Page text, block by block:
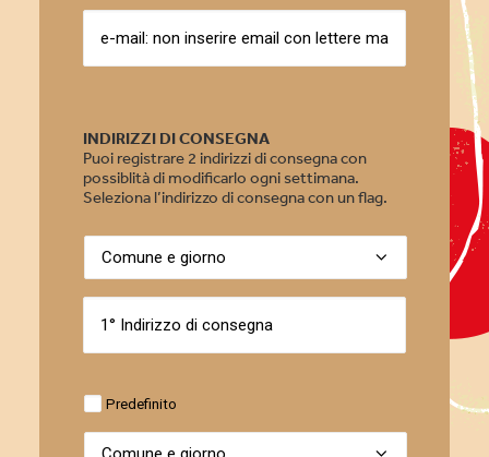
INDIRIZZI DI CONSEGNA
Puoi registrare 2 indirizzi di consegna con
possiblità di modificarlo ogni settimana.
Seleziona l’indirizzo di consegna con un flag.
Predefinito